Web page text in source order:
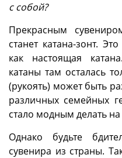
с собой?
Прекрасным
станет катана-зонт.
как настоящая
катаны там осталась
(рукоять) может быть
различных семейных
стало модным делать на
Однако будьте
сувенира из страны.